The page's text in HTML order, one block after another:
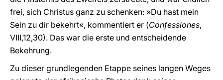
frei, sich Christus ganz zu schenken: »Du hast mein
Sein zu dir bekehrt«, kommentiert er (Confessiones,
VIII,12,30). Das war die erste und entscheidende
Bekehrung.
Zu dieser grundlegenden Etappe seines langen Weges